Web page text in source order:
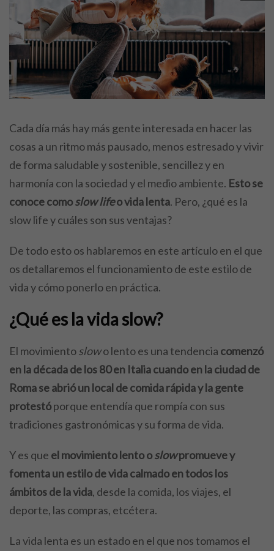
Cada día más hay más gente interesada en hacer las
cosas a un ritmo más pausado, menos estresado y vivir
de forma saludable y sostenible, sencillez y en
harmonía con la sociedad y el medio ambiente. Esto se
conoce comoslow lifeo vida lenta. Pero, ¿qué es la
slow life y cuáles son sus ventajas?
De todo esto os hablaremos en este artículo en el que
os detallaremos el funcionamiento de este estilo de
vida y cómo ponerlo en práctica.
¿Qué es la vida slow?
El movimientoslowo lento es una tendencia comenzó
en la década de los 80 en Italia cuando en la ciudad de
Roma se abrió un local de comida rápida y la gente
protestóporque entendía que rompía con sus
tradiciones gastronómicas y su forma de vida.
Y es que el movimiento lento oslowpromueve y
fomenta un estilo de vida calmado en todos los
ámbitos de la vida, desde la comida, los viajes, el
deporte, las compras, etcétera.
La vida lenta es un estado en el que nos tomamos el